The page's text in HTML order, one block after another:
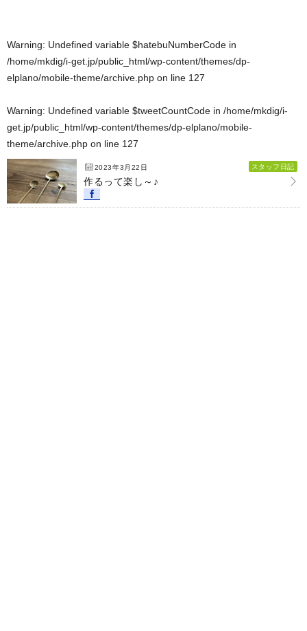
Warning: Undefined variable $hatebuNumberCode in
/home/mkdig/i-get.jp/public_html/wp-content/themes/dp-
elplano/mobile-theme/archive.php on line 127
Warning: Undefined variable $tweetCountCode in /home/mkdig/i-
get.jp/public_html/wp-content/themes/dp-elplano/mobile-
theme/archive.php on line 127
2023年3月22日 スタッフ日記
作るって楽し～♪